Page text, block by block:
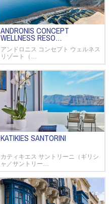
ANDRONIS CONCEPT
WELLNESS RESO…
アンドロニス コンセプト ウェルネス
リゾート（…
KATIKIES SANTORINI
カティキエス サントリーニ（ギリシ
ャ／サントリー…